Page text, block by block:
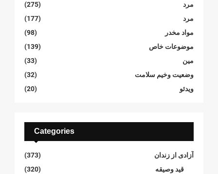
مرد
(275)
مرد
(177)
مواد مخدر
(98)
موضوعات خاص
(139)
مین
(33)
وضعیت وخیم سلامت
(32)
ویدئو
(20)
Categories
آزادی از زندان
(373)
قید وصیقه
(320)